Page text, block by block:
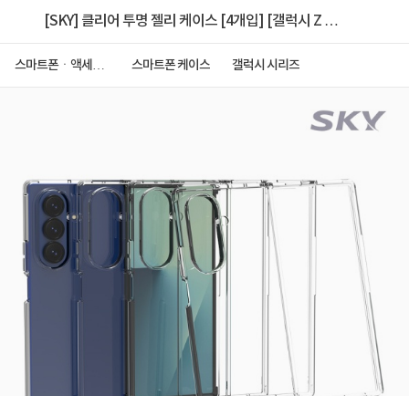
[SKY] 클리어 투명 젤리 케이스 [4개입] [갤럭시 Z 폴
스마트폰ㆍ액세서
스마트폰 케이스 갤럭시 시리즈